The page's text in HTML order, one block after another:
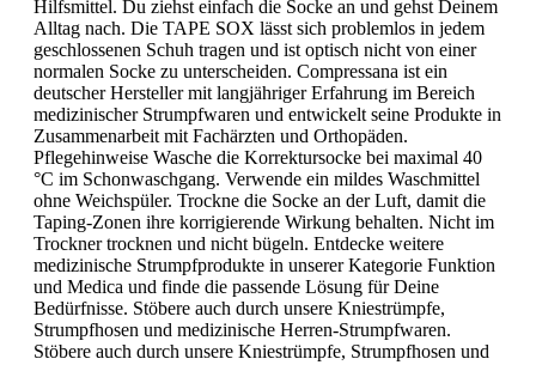
Hilfsmittel. Du ziehst einfach die Socke an und gehst Deinem
Alltag nach. Die TAPE SOX lässt sich problemlos in jedem
geschlossenen Schuh tragen und ist optisch nicht von einer
normalen Socke zu unterscheiden. Compressana ist ein
deutscher Hersteller mit langjähriger Erfahrung im Bereich
medizinischer Strumpfwaren und entwickelt seine Produkte in
Zusammenarbeit mit Fachärzten und Orthopäden.
Pflegehinweise Wasche die Korrektursocke bei maximal 40
°C im Schonwaschgang. Verwende ein mildes Waschmittel
ohne Weichspüler. Trockne die Socke an der Luft, damit die
Taping-Zonen ihre korrigierende Wirkung behalten. Nicht im
Trockner trocknen und nicht bügeln. Entdecke weitere
medizinische Strumpfprodukte in unserer Kategorie Funktion
und Medica und finde die passende Lösung für Deine
Bedürfnisse. Stöbere auch durch unsere Kniestrümpfe,
Strumpfhosen und medizinische Herren-Strumpfwaren.
Stöbere auch durch unsere Kniestrümpfe, Strumpfhosen und